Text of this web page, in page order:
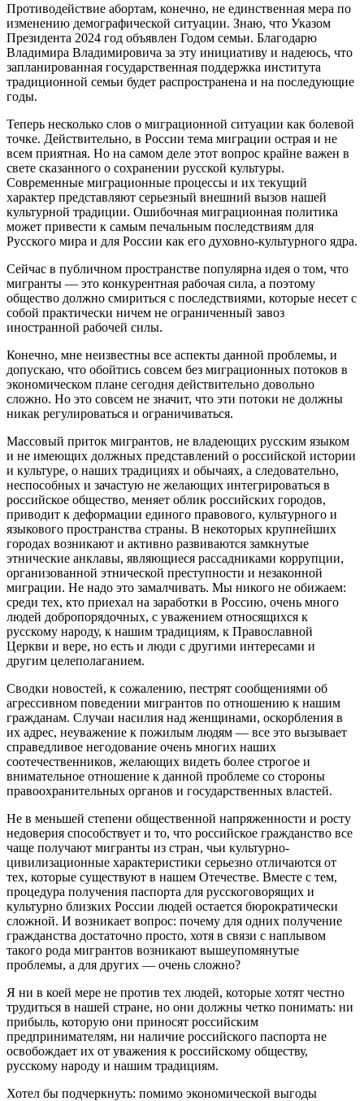
Противодействие абортам, конечно, не единственная мера по
изменению демографической ситуации. Знаю, что Указом
Президента 2024 год объявлен Годом семьи. Благодарю
Владимира Владимировича за эту инициативу и надеюсь, что
запланированная государственная поддержка института
традиционной семьи будет распространена и на последующие
годы.
Теперь несколько слов о миграционной ситуации как болевой
точке. Действительно, в России тема миграции острая и не
всем приятная. Но на самом деле этот вопрос крайне важен в
свете сказанного о сохранении русской культуры.
Современные миграционные процессы и их текущий
характер представляют серьезный внешний вызов нашей
культурной традиции. Ошибочная миграционная политика
может привести к самым печальным последствиям для
Русского мира и для России как его духовно-культурного ядра.
Сейчас в публичном пространстве популярна идея о том, что
мигранты — это конкурентная рабочая сила, а поэтому
общество должно смириться с последствиями, которые несет с
собой практически ничем не ограниченный завоз
иностранной рабочей силы.
Конечно, мне неизвестны все аспекты данной проблемы, и
допускаю, что обойтись совсем без миграционных потоков в
экономическом плане сегодня действительно довольно
сложно. Но это совсем не значит, что эти потоки не должны
никак регулироваться и ограничиваться.
Массовый приток мигрантов, не владеющих русским языком
и не имеющих должных представлений о российской истории
и культуре, о наших традициях и обычаях, а следовательно,
неспособных и зачастую не желающих интегрироваться в
российское общество, меняет облик российских городов,
приводит к деформации единого правового, культурного и
языкового пространства страны. В некоторых крупнейших
городах возникают и активно развиваются замкнутые
этнические анклавы, являющиеся рассадниками коррупции,
организованной этнической преступности и незаконной
миграции. Не надо это замалчивать. Мы никого не обижаем:
среди тех, кто приехал на заработки в Россию, очень много
людей добропорядочных, с уважением относящихся к
русскому народу, к нашим традициям, к Православной
Церкви и вере, но есть и люди с другими интересами и
другим целеполаганием.
Сводки новостей, к сожалению, пестрят сообщениями об
агрессивном поведении мигрантов по отношению к нашим
гражданам. Случаи насилия над женщинами, оскорбления в
их адрес, неуважение к пожилым людям — все это вызывает
справедливое негодование очень многих наших
соотечественников, желающих видеть более строгое и
внимательное отношение к данной проблеме со стороны
правоохранительных органов и государственных властей.
Не в меньшей степени общественной напряженности и росту
недоверия способствует и то, что российское гражданство все
чаще получают мигранты из стран, чьи культурно-
цивилизационные характеристики серьезно отличаются от
тех, которые существуют в нашем Отечестве. Вместе с тем,
процедура получения паспорта для русскоговорящих и
культурно близких России людей остается бюрократически
сложной. И возникает вопрос: почему для одних получение
гражданства достаточно просто, хотя в связи с наплывом
такого рода мигрантов возникают вышеупомянутые
проблемы, а для других — очень сложно?
Я ни в коей мере не против тех людей, которые хотят честно
трудиться в нашей стране, но они должны четко понимать: ни
прибыль, которую они приносят российским
предпринимателям, ни наличие российского паспорта не
освобождает их от уважения к российскому обществу,
русскому народу и нашим традициям.
Хотел бы подчеркнуть: помимо экономической выгоды